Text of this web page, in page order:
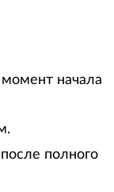
начала
полного